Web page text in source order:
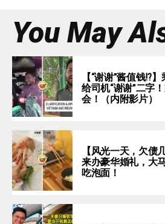
You May
【“谢谢”酱值钱⁉️
给司机“谢谢”二字
会！（内附影片）
【风光一天，欠债
来办豪华婚礼，大
吃泡面！